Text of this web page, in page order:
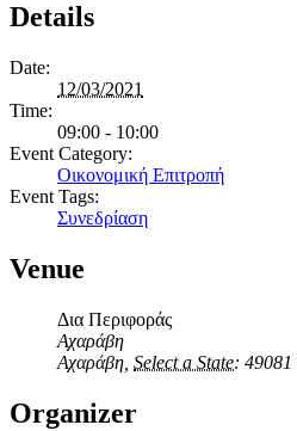
Details
Date:
12/03/2021
Time:
09:00 - 10:00
Event Category:
Οικονομική Επιτροπή
Event Tags:
Συνεδρίαση
Venue
Δια Περιφοράς
Αχαράβη
Αχαράβη Select a State: 49081
Organizer